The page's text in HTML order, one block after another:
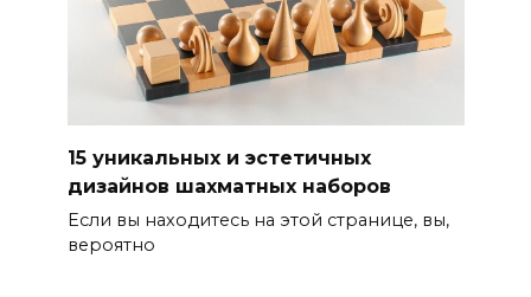
15 уникальных и эстетичных
дизайнов шахматных наборов
Если вы находитесь на этой странице, вы,
вероятно